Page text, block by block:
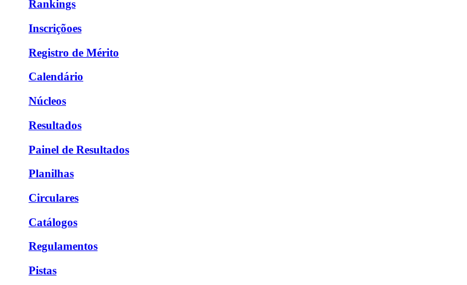
Rankings
Inscriçõoes
Registro de Mérito
Calendário
Núcleos
Resultados
Painel de Resultados
Planilhas
Circulares
Catálogos
Regulamentos
Pistas